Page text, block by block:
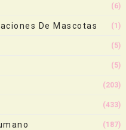
(6)
De Mascotas (1)
(5)
(5)
(203)
(433)
(187)